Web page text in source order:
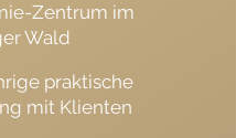
Zentrum im
Wald
praktische
mit Klienten